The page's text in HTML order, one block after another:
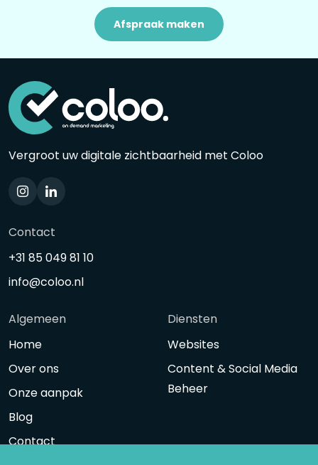
Afspraak maken
Vergroot uw digitale zichtbaarheid met Coloo
Contact
+31 85 049 81 10
info@coloo.nl
Algemeen
Home
Over ons
Onze aanpak
Blog
Contact
Diensten
Websites
Content & Social Media
Beheer